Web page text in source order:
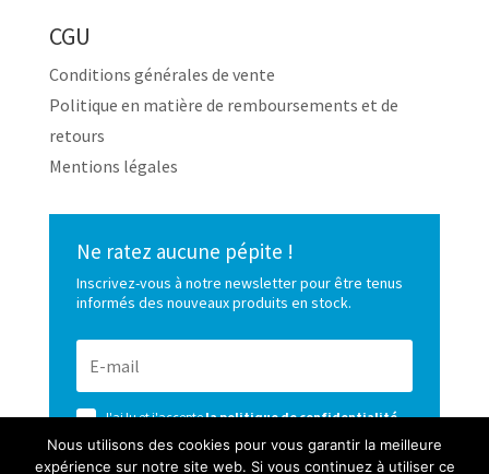
CGU
Conditions générales de vente
Politique en matière de remboursements et de
retours
Mentions légales
Ne ratez aucune pépite !
Inscrivez-vous à notre newsletter pour être tenus
informés des nouveaux produits en stock.
J'ai lu et j'acceptela politique de confidentialité
de ce site
Nous utilisons des cookies pour vous garantir la meilleure
expérience sur notre site web. Si vous continuez à utiliser ce